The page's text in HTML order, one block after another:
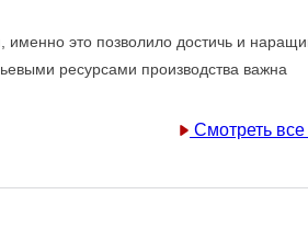
именно это позволило достичь и
ресурсами производства важна
Смотреть